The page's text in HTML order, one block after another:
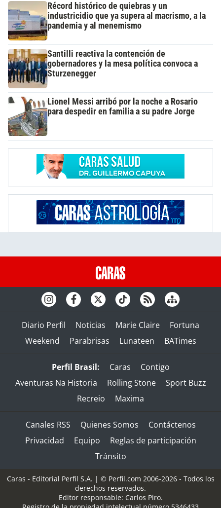
Récord histórico de quiebras y un
industricidio que ya supera al macrismo, a la
pandemia y al menemismo
Santilli reactiva la contención de
gobernadores y la mesa política convoca a
Sturzenegger
Lionel Messi arribó por la noche a Rosario
para despedir en familia a su padre Jorge
Diario Perfil Noticias Marie Claire
Fortuna
Weekend
Parabrisas Lunateen BATimes
Perfil Brasil: Caras
Contigo
Aventuras Na Historia
Rolling Stone
Sport Buzz
Recreio
Maxima
Canales RSS Quienes Somos
Contáctenos
Privacidad
Equipo
Reglas de participación
Tránsito
Caras - Editorial Perfil S.A. | © Perfil.com 2006-2026 - Todos los
derechos reservados.
Editor responsable: Carlos Piro.